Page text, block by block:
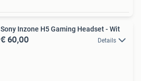
Sony Inzone H5 Gaming Headset - Wit
€ 60,00 Details